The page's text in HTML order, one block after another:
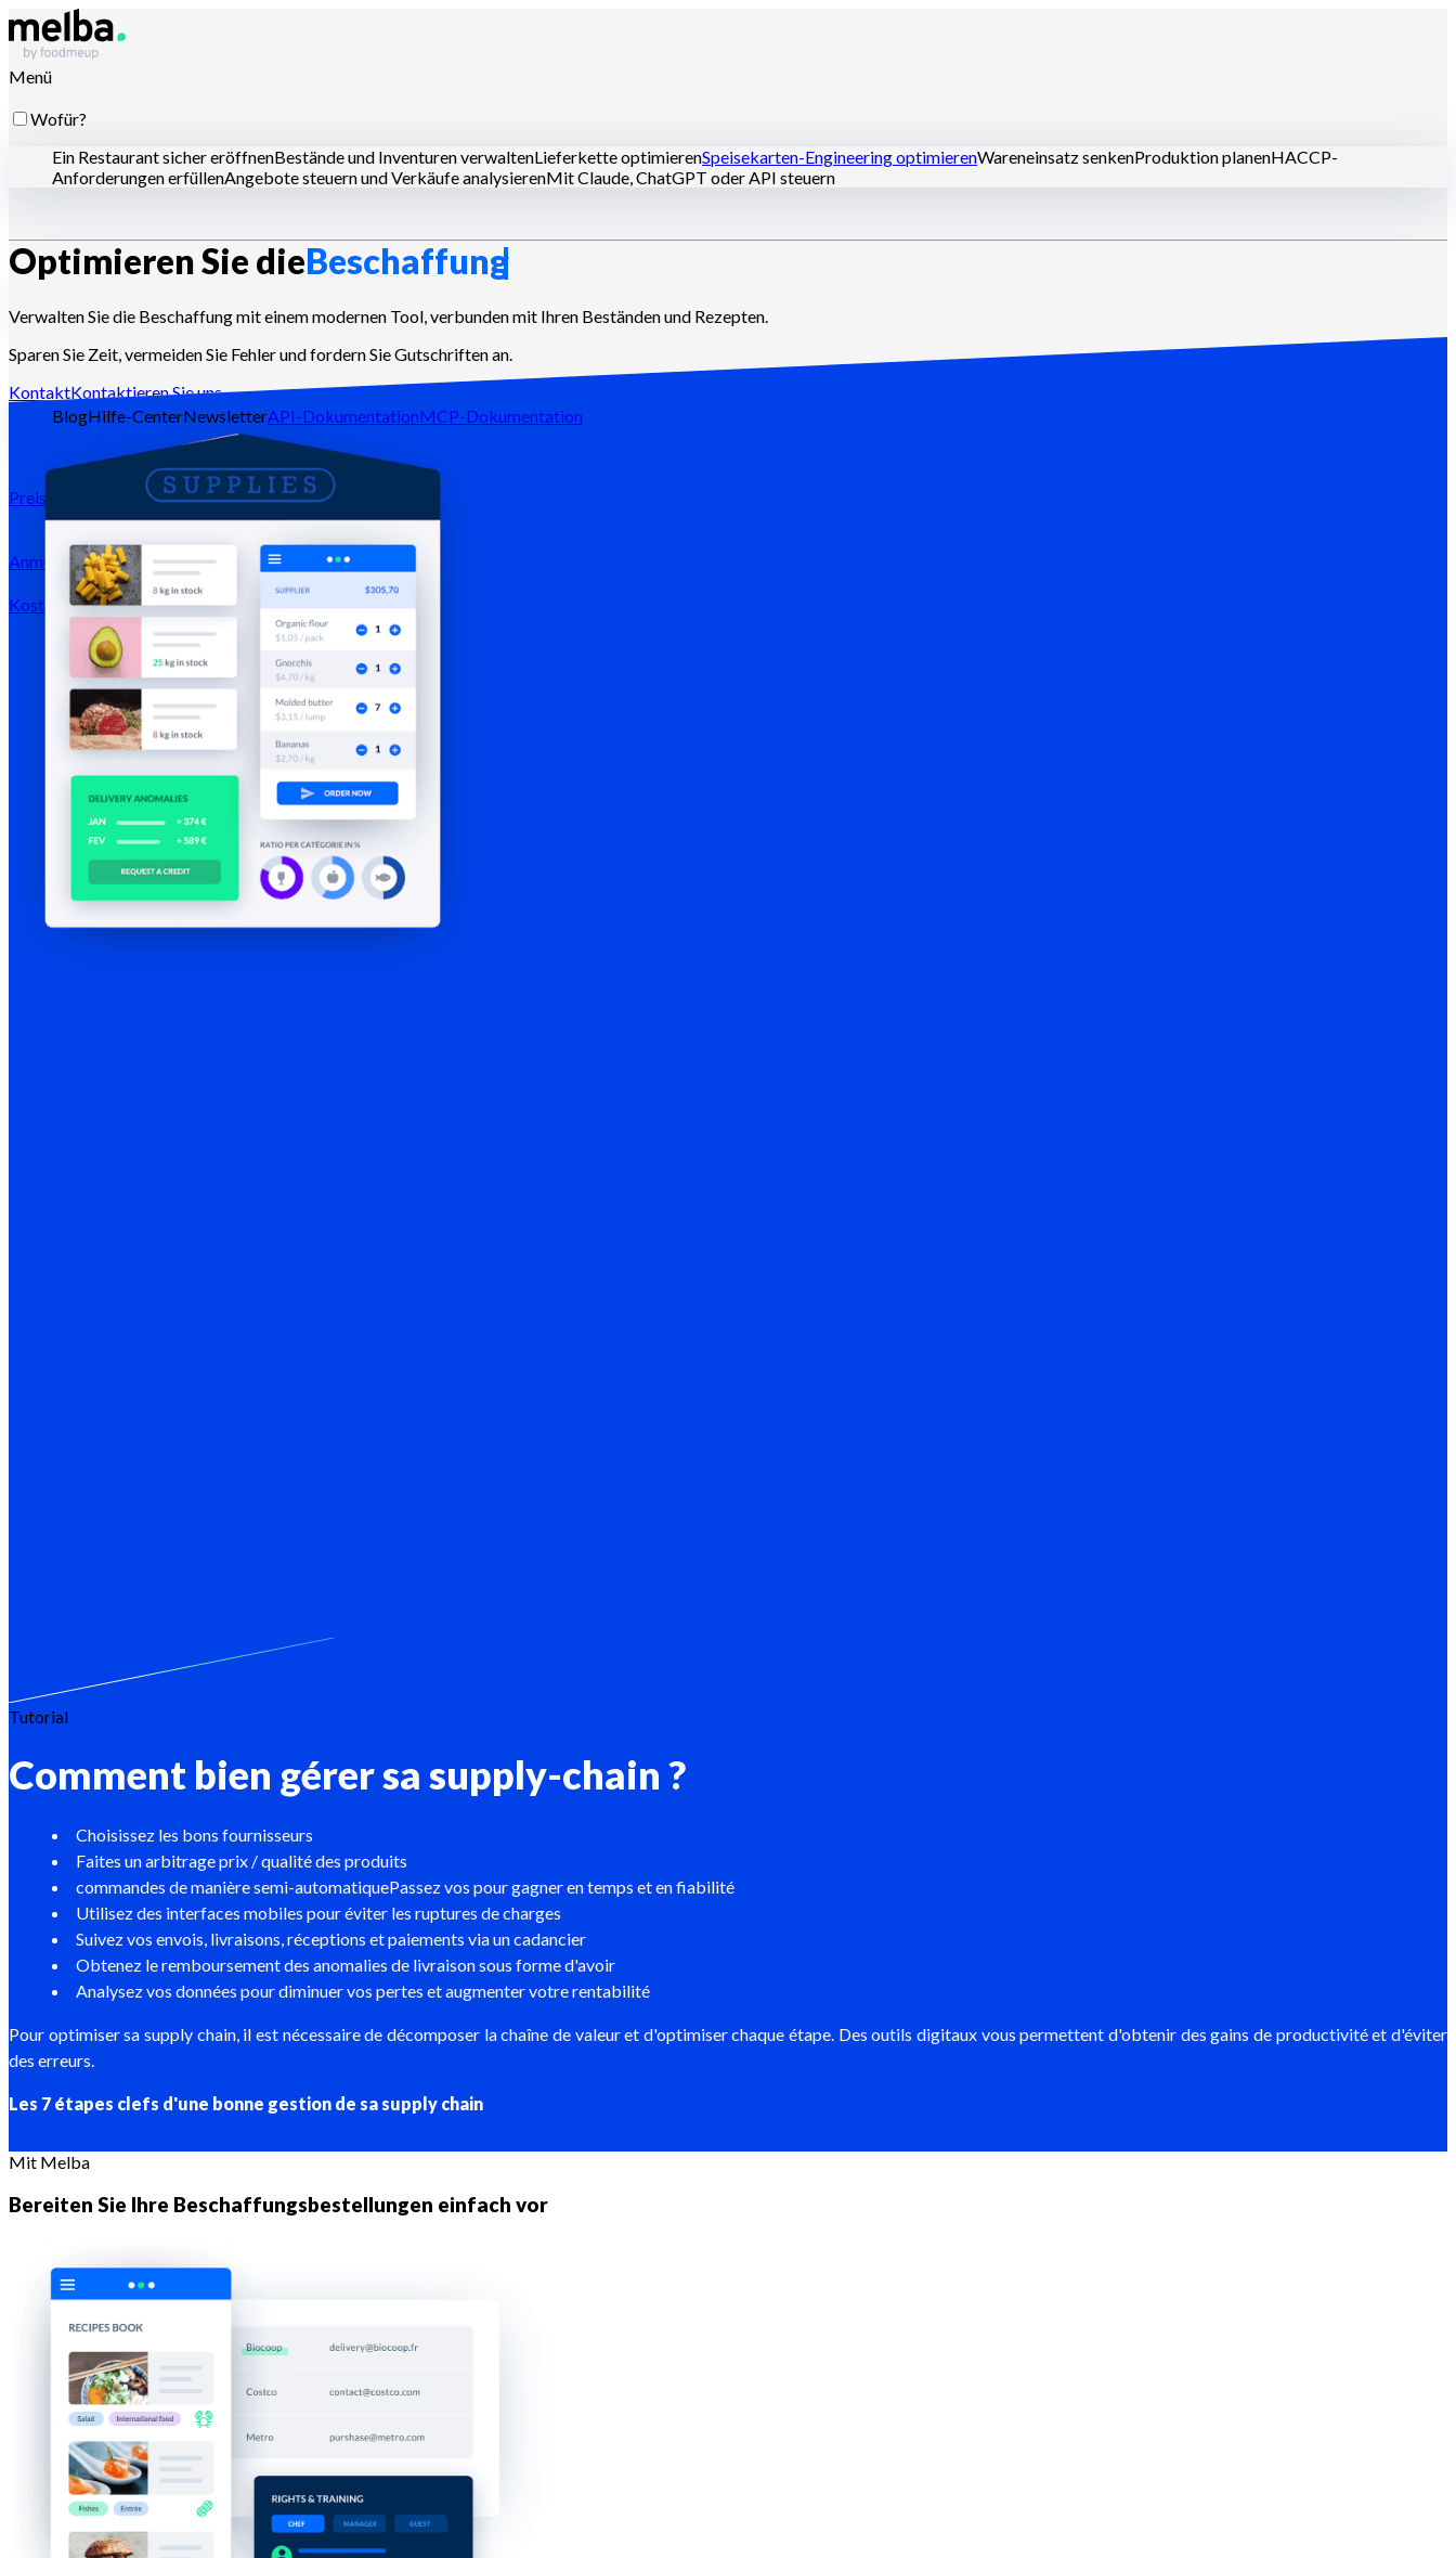
Menü
Wofür?
Ein Restaurant sicher eröffnenBestände und Inventuren verwaltenLieferkette optimierenSpeisekarten-Engineering optimierenWareneinsatz senkenProduktion planenHACCP-
Anforderungen erfüllenAngebote steuern und Verkäufe analysierenMit Claude, ChatGPT oder API steuern
Für wen?
BlogHilfe-CenterNewsletterAPI-DokumentationMCP-Dokumentation
Preise
Anmeldung →
Kostenlos testenRegistrieren
Optimieren Sie dieBeschaffung
Verwalten Sie die Beschaffung mit einem modernen Tool, verbunden mit Ihren Beständen und Rezepten.
Sparen Sie Zeit, vermeiden Sie Fehler und fordern Sie Gutschriften an.
KontaktKontaktieren Sie uns
Tutorial
Comment bien gérer sa supply-chain ?
Choisissez les bons fournisseurs
Faites un arbitrage prix / qualité des produits
commandes de manière semi-automatiquePassez vos pour gagner en temps et en fiabilité
Utilisez des interfaces mobiles pour éviter les ruptures de charges
Suivez vos envois, livraisons, réceptions et paiements via un cadancier
Obtenez le remboursement des anomalies de livraison sous forme d'avoir
Analysez vos données pour diminuer vos pertes et augmenter votre rentabilité
Pour optimiser sa supply chain, il est nécessaire de décomposer la chaîne de valeur et d'optimiser chaque étape. Des outils digitaux vous permettent d'obtenir des gains de productivité et d'éviter
des erreurs.
Les 7 étapes clefs d'une bonne gestion de sa supply chain
Mit Melba
Bereiten Sie Ihre Beschaffungsbestellungen einfach vor